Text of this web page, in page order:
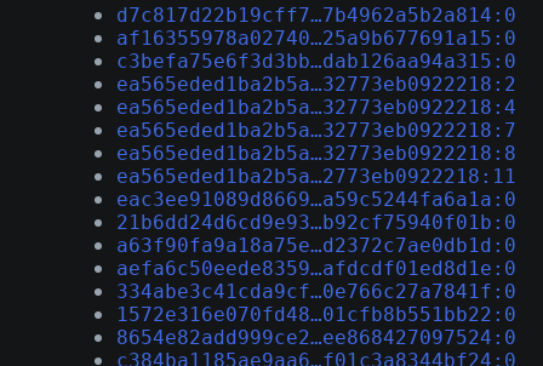
d7c817d22b19cff7…7b4962a5b2a814:0
af16355978a02740…25a9b677691a15:0
c3befa75e6f3d3bb…dab126aa94a315:0
ea565eded1ba2b5a…32773eb0922218:2
ea565eded1ba2b5a…32773eb0922218:4
ea565eded1ba2b5a…32773eb0922218:7
ea565eded1ba2b5a…32773eb0922218:8
ea565eded1ba2b5a…2773eb0922218:11
eac3ee91089d8669…a59c5244fa6a1a:0
21b6dd24d6cd9e93…b92cf75940f01b:0
a63f90fa9a18a75e…d2372c7ae0db1d:0
aefa6c50eede8359…afdcdf01ed8d1e:0
334abe3c41cda9cf…0e766c27a7841f:0
1572e316e070fd48…01cfb8b551bb22:0
8654e82add999ce2…ee868427097524:0
c384ba1185ae9aa6…f01c3a8344bf24:0